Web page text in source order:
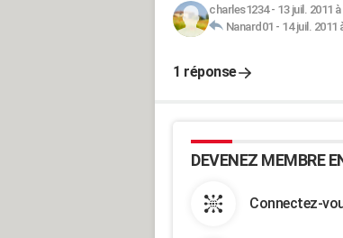
charles1234- 13 juil. 2011
Nanard01 - 14 juil. 2011
1 réponse
DEVENEZ MEMBRE
Connectez-